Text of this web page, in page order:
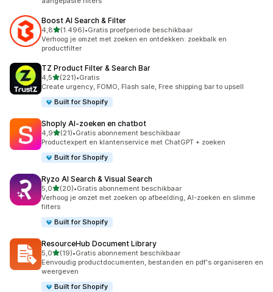
Boost AI Search & Filter
4,8van 5 sterren
(1.496)
1496 recensies in totaal
•Gratis proefperiode beschikbaar
Verhoog je omzet met zoeken en ontdekken: zoekbalk en
productfilter
TZ Product Filter & Search Bar
4,5van 5 sterren
(221)
221 recensies in totaal
•Gratis
Create urgency, FOMO, Flash sale, Free shipping bar to upsell
Built for Shopify
Shoply AI‑zoeken en chatbot
4,9van 5 sterren
(21)
21 recensies in totaal
•Gratis abonnement beschikbaar
Productexpert en klantenservice met ChatGPT + zoeken
Built for Shopify
Ryzo AI Search & Visual Search
5,0van 5 sterren
(20)
20 recensies in totaal
•Gratis abonnement beschikbaar
Verhoog je omzet met zoeken op afbeelding, AI-zoeken en slimme
filters
Built for Shopify
ResourceHub Document Library
5,0van 5 sterren
(19)
19 recensies in totaal
•Gratis abonnement beschikbaar
Eenvoudig productdocumenten, bestanden en pdf's organiseren en
weergeven
Built for Shopify